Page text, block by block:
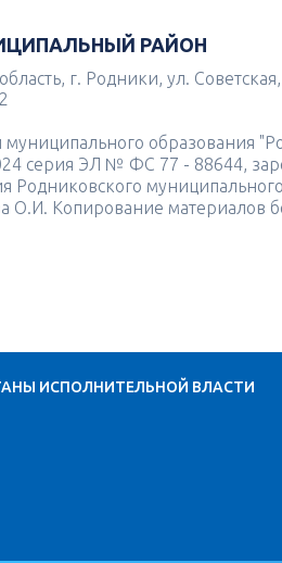
РАЙОН
г. Родники, ул.
образования
серия ЭЛ № ФС 77 - 88644,
Родниковского
О.И. Копирование материалов
ИСПОЛНИТЕЛЬНОЙ ВЛАСТИ